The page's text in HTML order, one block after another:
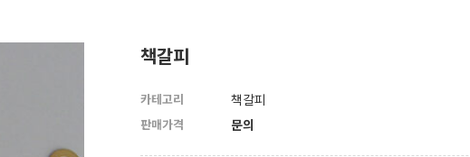
책갈피
카테고리 책갈피
판매가격